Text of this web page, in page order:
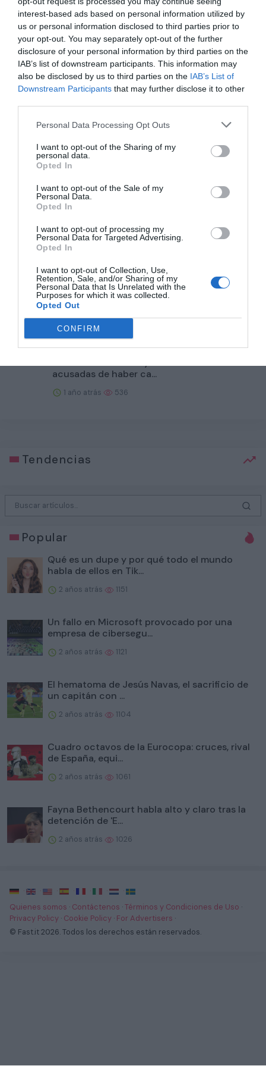
interest-based ads based on personal information utilized by
us or personal information disclosed to third parties prior to
your opt-out. You may separately opt-out of the further
disclosure of your personal information by third parties on the
IAB’s list of downstream participants. This information may
also be disclosed by us to third parties on the IAB’s List of
Downstream Participants that may further disclose it to other
Personal Data Processing Opt Outs
I want to opt-out of the Sharing of my
personal data.
Opted In
I want to opt-out of the Sale of my
Personal Data.
Opted In
I want to opt-out of processing my
Personal Data for Targeted Advertising.
Opted In
I want to opt-out of Collection, Use,
Retention, Sale, and/or Sharing of my
Personal Data that Is Unrelated with the
Purposes for which it was collected.
Opted Out
CONFIRM
morir joven. Apenas 72 horas después de dejar de fumar ,
se respira más fácil y su energía aumentará. Después de 12
semanas, su circulación sanguínea mejorará y, cuando
llegue el año, su riesgo de sufrir un ataque cardíaco se
habrá reducido a la mitad en comparación con un
fumador«, destaca la doctora Jeanelle de Gruchy,
directora médica adjunta de Inglaterra.
Homepage
Salud
Estos son los minutos de vida que pierdes por cada cigarrillo
Relacionado
¿Por qué el pulmón es el lugar preferido de
la metástasis de...
1 año atrás 663
Cuando el reto viral acaba con tu hijo en el
hospital
1 año atrás
acusadas de haber ca...
1 año atrás 536
Tendencias
Popular
Qué es un dupe y por qué todo el mundo
habla de ellos en Tik...
2 años atrás 1151
Un fallo en Microsoft provocado por una
empresa de cibersegu...
2 años atrás 1121
El hematoma de Jesús Navas, el sacrificio de
un capitán con ...
2 años atrás 1104
Cuadro octavos de la Eurocopa: cruces, rival
de España, equi...
2 años atrás 1061
Fayna Bethencourt habla alto y claro tras la
detención de 'E...
2 años atrás 1026
· · · · · ·
·
Quienes somos · Contáctenos ·Términos y Condiciones de Uso ·
Privacy Policy · Cookie Policy · For Advertisers ·
© Fast.it 2026. Todos los derechos están reservados.